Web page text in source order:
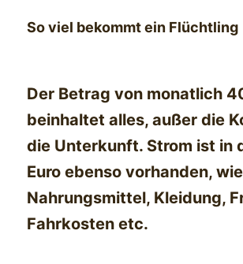
So viel bekommt ein Flüchtling
Der Betrag von monatlich
beinhaltet alles, außer die
die Unterkunft. Strom ist in
Euro ebenso vorhanden, wie
Nahrungsmittel, Kleidung,
Fahrkosten etc.